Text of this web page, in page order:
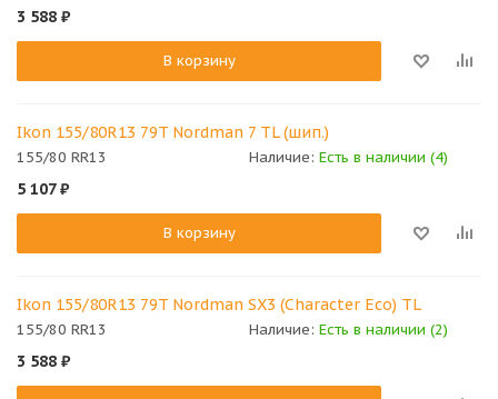
3 588 ₽
В корзину
Ikon 155/80R13 79T Nordman 7 TL (шип.)
155/80 RR13 Наличие: Есть в наличии (4)
5 107₽
В корзину
Ikon 155/80R13 79T Nordman SX3 (Character Eco) TL
155/80 RR13 Наличие: Есть в наличии (2)
3 588 ₽